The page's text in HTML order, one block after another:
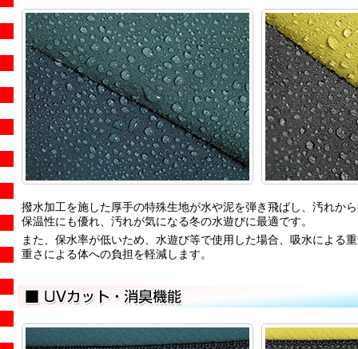
撥水加工を施した厚手の特殊生地が水や泥を弾き飛ばし、汚れか
保温性にも優れ、汚れが気になる冬の水遊びに最適です。
また、保水率が低いため、水遊び等で使用した場合、吸水による
重さによる体への負担を軽減します。